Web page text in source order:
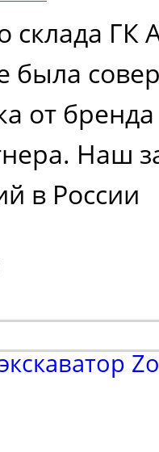
склада ГК
была
от
Наш
в России